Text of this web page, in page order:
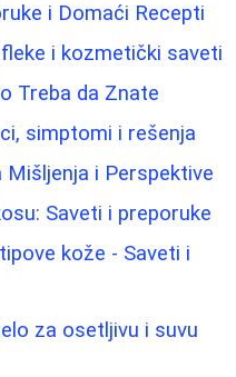
i Domaći Recepti
i kozmetički saveti
Treba da Znate
simptomi i rešenja
Mišljenja i Perspektive
Saveti i preporuke
kože - Saveti i
za osetljivu i suvu